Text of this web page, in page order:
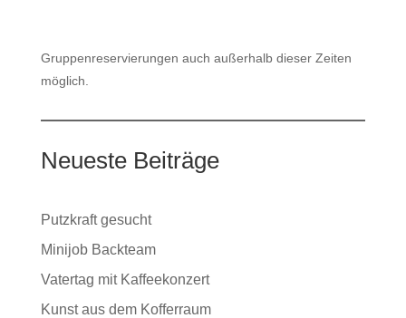
Gruppenreservierungen auch außerhalb dieser Zeiten
möglich.
Neueste Beiträge
Putzkraft gesucht
Minijob Backteam
Vatertag mit Kaffeekonzert
Kunst aus dem Kofferraum